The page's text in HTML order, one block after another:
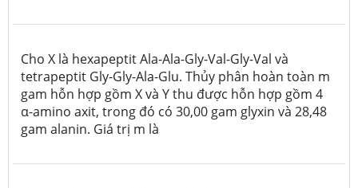
Cho X là hexapeptit Ala-Ala-Gly-Val-Gly-Val và
tetrapeptit Gly-Gly-Ala-Glu. Thủy phân hoàn toàn m
gam hỗn hợp gồm X và Y thu được hỗn hợp gồm 4
α-amino axit, trong đó có 30,00 gam glyxin và 28,48
gam alanin. Giá trị m là